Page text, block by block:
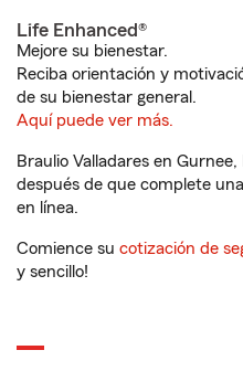
Life Enhanced®
Mejore su bienestar.
Reciba orientación y
de su bienestar general.
Aquí puede ver más.
Braulio Valladares en
después de que complete
en línea.
Comience su cotización de
y sencillo!